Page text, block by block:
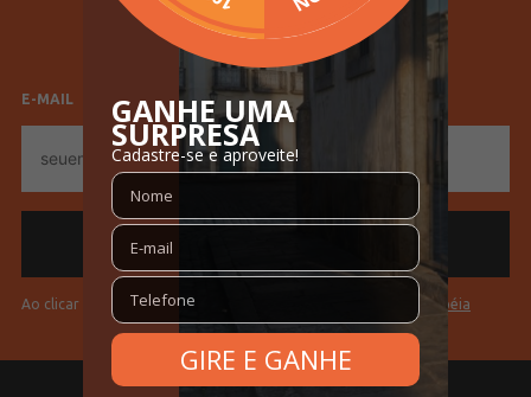
Malhão
Off White
Feminino Masculino
E-MAIL
mail
Ao clicar em "Cadastrar" você aceita os Termos de Uso da Pompéia